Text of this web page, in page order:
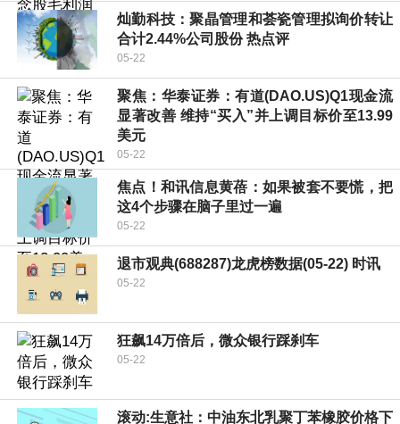
灿勤科技：聚晶管理和荟瓷管理拟询价转让
合计2.44%公司股份 热点评
05-22
聚焦：华泰证券：有道(DAO.US)Q1现金流
显著改善 维持“买入”并上调目标价至13.99
美元
05-22
焦点！和讯信息黄蓓：如果被套不要慌，把
这4个步骤在脑子里过一遍
05-22
退市观典(688287)龙虎榜数据(05-22) 时讯
05-22
狂飙14万倍后，微众银行踩刹车
05-22
滚动:生意社：中油东北乳聚丁苯橡胶价格下